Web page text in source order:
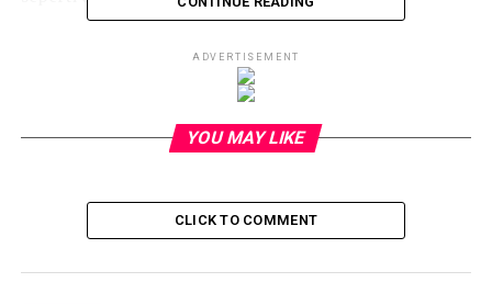
menyajikan kabar dan dokumentasi kepresidenan
teraktual itu lebih lanjut disebutkan, dengan adanya
ajang internasional di sebuah daerah, maka akan tumbuh
bisnis-bisnis penunjangnya seperti hotel maupun
“Kalau ini ramai terus seperti ini nanti dalam satu, dua,
memang dibutuhkan, akan ada restoran-restoran baru,
ADVERTISEMENT
YOU MAY LIKE
CLICK TO COMMENT